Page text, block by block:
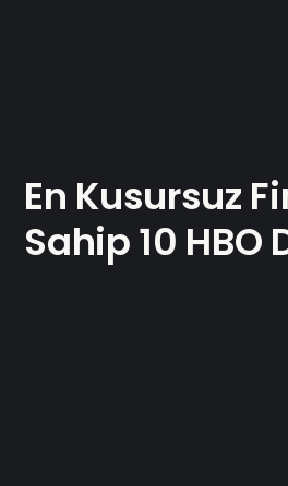
En Kusursuz
Sahip 10 HBO